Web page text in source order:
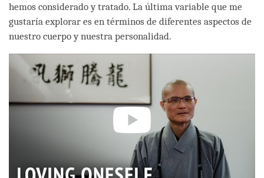
hemos considerado y tratado. La última variable que me
gustaría explorar es en términos de diferentes aspectos de
nuestro cuerpo y nuestra personalidad.